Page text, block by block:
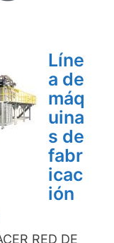
Líne
a de
máq
uina
s de
fabr
icac
ión
RED DE